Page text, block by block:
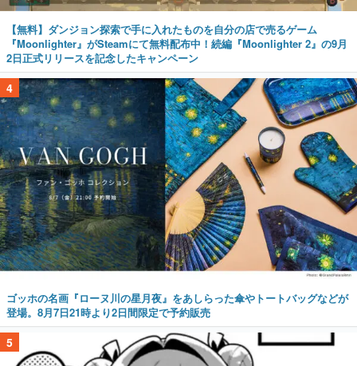
【無料】ダンジョン探索で手に入れたものを自分の店で売るゲーム
『Moonlighter』がSteamにて無料配布中！続編『Moonlighter 2』の9月
2日正式リリースを記念したキャンペーン
4
ゴッホの名画『ローヌ川の星月夜』をあしらった傘やトートバッグなどが
登場。8月7日21時より2日間限定で予約販売
5